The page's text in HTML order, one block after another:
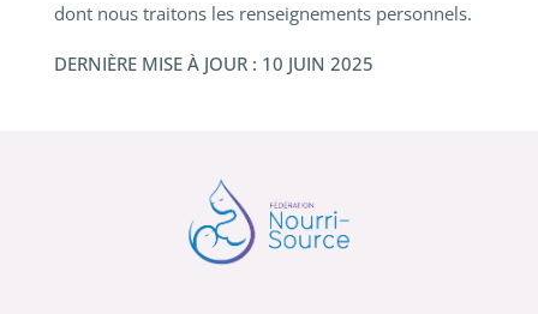
dont nous traitons les renseignements personnels.
DERNIÈRE MISE À JOUR : 10 JUIN 2025